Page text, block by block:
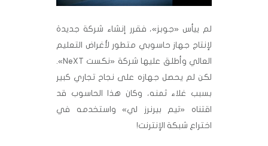
لم ييأس «جوبز»، فقرر إنشاء شركة جديدة
لإنتاج جهاز حاسوبي متطور لأغراض التعليم
العالي وأطلق عليها شركة «نكست NeXT».
لكن لم يحصل جهازه على نجاح تجاري كبير
بسبب غلاء ثمنه، وكان هذا الحاسوب قد
اقتناه «تيم بيرنرز لي» واستخدمه في
اختراع شبكة الإنترنت!